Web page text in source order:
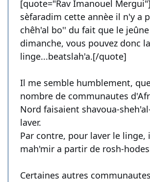
[quote="Rav Imanouel
sèfaradim cette annèe il n'y a
chêh'al bo'' du fait que le
dimanche, vous pouvez donc
linge...beatslah'a.[/quote]
Il me semble humblement,
nombre de communautes
Nord faisaient shavoua-
laver.
Par contre, pour laver le linge,
mah'mir a partir de rosh-
Certaines autres